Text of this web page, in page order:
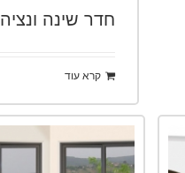
חדר שינה ונציה
קרא עוד